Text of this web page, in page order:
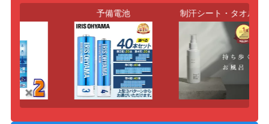
予備電池 制汗シート・タオル